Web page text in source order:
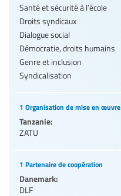
Santé et sécurité à l’école
Droits syndicaux
Dialogue social
Démocratie, droits humains
Genre et inclusion
Syndicalisation
1 Organisation de mise en œuvre
Tanzanie:
ZATU
1 Partenaire de coopération
Danemark:
DLF